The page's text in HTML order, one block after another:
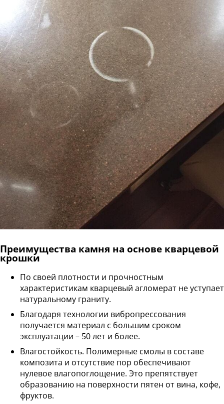
Преимущества камня на основе кварцевой
крошки
По своей плотности и прочностным
характеристикам кварцевый агломерат не уступает
натуральному граниту.
Благодаря технологии вибропрессования
получается материал с большим сроком
эксплуатации – 50 лет и более.
Влагостойкость. Полимерные смолы в составе
композита и отсутствие пор обеспечивают
нулевое влагопоглощение. Это препятствует
образованию на поверхности пятен от вина, кофе,
фруктов.